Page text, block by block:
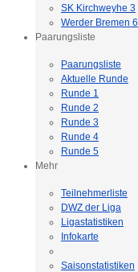
SK Kirchweyhe 3
Werder Bremen 6
Paarungsliste
Paarungsliste
Aktuelle Runde
Runde 1
Runde 2
Runde 3
Runde 4
Runde 5
Mehr
Teilnehmerliste
DWZ der Liga
Ligastatistiken
Infokarte
Saisonstatistiken